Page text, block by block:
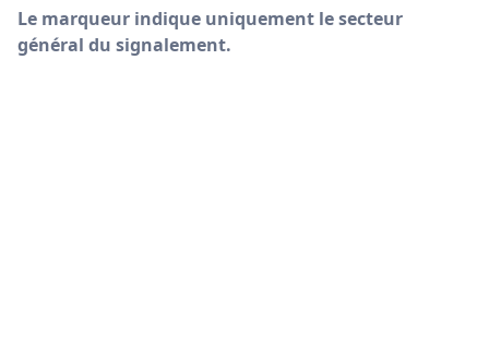
Le marqueur indique uniquement le secteur
général du signalement.